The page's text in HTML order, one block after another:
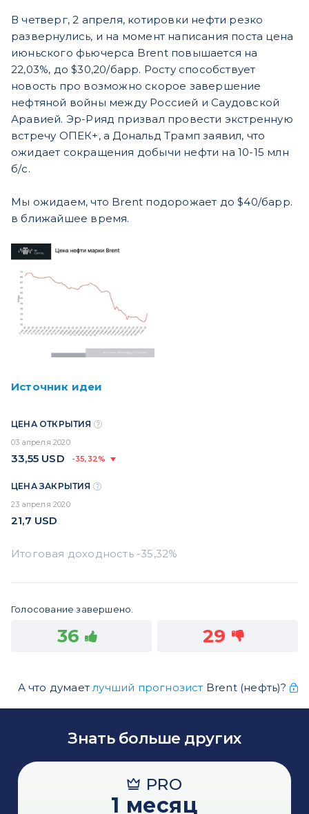
В четверг, 2 апреля, котировки нефти резко
развернулись, и на момент написания поста цена
июньского фьючерса Brent повышается на
22,03%, до $30,20/барр. Росту способствует
новость про возможно скорое завершение
нефтяной войны между Россией и Саудовской
Аравией. Эр-Рияд призвал провести экстренную
встречу ОПЕК+, а Дональд Трамп заявил, что
ожидает сокращения добычи нефти на 10-15 млн
б/c.
Мы ожидаем, что Brent подорожает до $40/барр.
в ближайшее время.
Источник идеи
ЦЕНА ОТКРЫТИЯ
03 апреля 2020
33,55 USD -35,32%
ЦЕНА ЗАКРЫТИЯ
23 апреля 2020
21,7 USD
Голосование завершено.
36 29
А что думаетлучший прогнозист Brent (нефть)?
Знать больше других
PRO
1 месяц